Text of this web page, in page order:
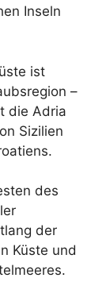
Inseln
ist
–
die Adria
Sizilien
des
der
Küste und